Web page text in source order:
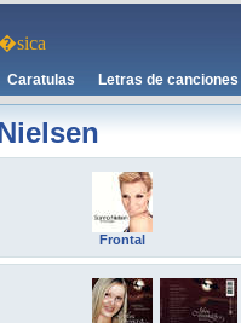
Caratulas Letras de canciones
Frontal